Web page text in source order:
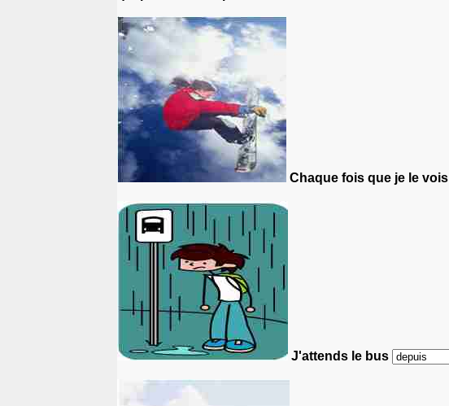
Chaque fois que je le vois
J'attends le bus